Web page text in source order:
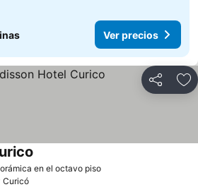
Ver precios
Compartir
en el octavo pisoVer precios
Curicó